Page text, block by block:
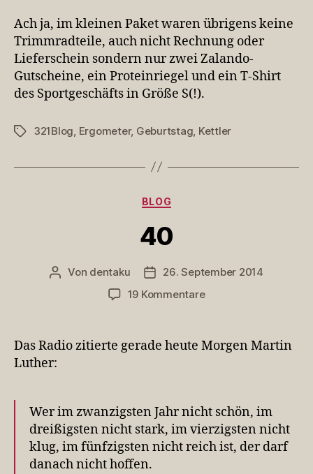
Ach ja, im kleinen Paket waren übrigens keine
Trimmradteile, auch nicht Rechnung oder
Lieferschein sondern nur zwei Zalando-
Gutscheine, ein Proteinriegel und ein T-Shirt
des Sportgeschäfts in Größe S(!).
Schlagwörter
321Blog, Ergometer, Geburtstag, Kettler
Kategorien
BLOG
40
Beitragsautor
Von dentaku Veröffentlichungsdatum
26. September 2014
19 Kommentarezu
Das Radio zitierte gerade heute Morgen Martin
Luther:
Wer im zwanzigsten Jahr nicht schön, im
dreißigsten nicht stark, im vierzigsten nicht
klug, im fünfzigsten nicht reich ist, der darf
danach nicht hoffen.